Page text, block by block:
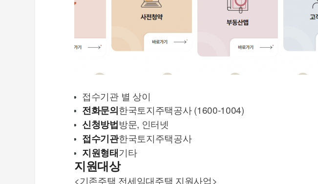
접수기관 별 상이
전화문의한국토지주택공사 (1600-1004)
신청방법방문, 인터넷
접수기관한국토지주택공사
지원형태기타
지원대상
<기존주택 전세임대주택 지원사업>